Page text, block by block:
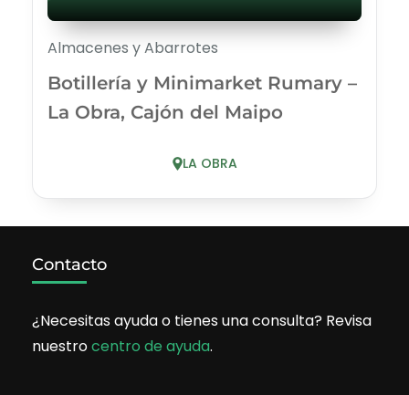
Almacenes y Abarrotes
Botillería y Minimarket Rumary –
La Obra, Cajón del Maipo
LA OBRA
Contacto
¿Necesitas ayuda o tienes una consulta? Revisa
nuestrocentro de ayuda.